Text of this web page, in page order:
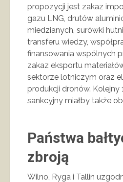
propozycji jest zakaz
gazu LNG, drutów
miedzianych, surówki
transferu wiedzy,
finansowania wspólnych
zakaz eksportu
sektorze lotniczym oraz
produkcji dronów. Kolejny
sankcyjny miałby także
Państwa
zbroją
Wilno, Ryga i Tallin